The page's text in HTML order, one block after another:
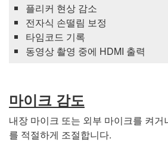
플리커 현상 감소
전자식 손떨림 보정
타임코드 기록
동영상 촬영 중에 HDMI 출력
마이크 감도
내장 마이크 또는 외부 마이크를 켜
를 적절하게 조절합니다.